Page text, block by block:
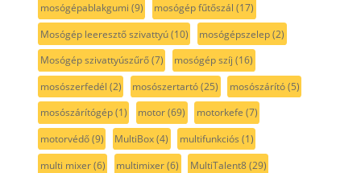
mosógépablakgumi (9) mosógép fűtőszál (17)
Mosógép leeresztő szivattyú(10) mosógépszelep(2)
Mosógép szivattyúszűrő(7) mosógép szíj (16)
mosószerfedél (2) mosószertartó(25) mosószárító(5)
mosószárítógép(1) motor(69) motorkefe (7)
motorvédő(9) MultiBox(4) multifunkciós (1)
multi mixer(6) multimixer(6) MultiTalent8(29)